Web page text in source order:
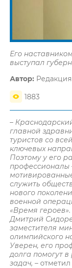
Его
выступал
Автор:
1883
–
главной
туристов со
ключевых
Поэтому у его
профессионалы
служить
нового
военной
«Время
Дмитрий
заместителя
олимпийского
Уверен, его
долга помогут
задач, –